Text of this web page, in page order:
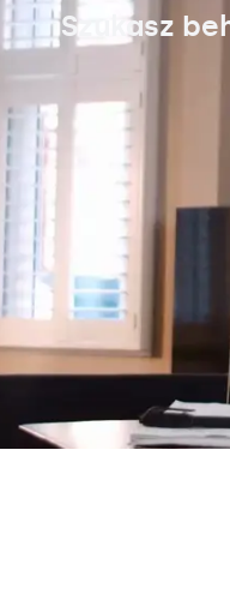
Szukasz